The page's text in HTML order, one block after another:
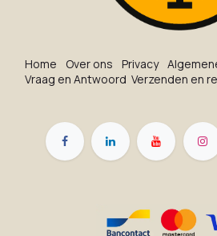
Ho​me O​ve​r on​s Privacy
Vraag en Antwoord Verzenden en